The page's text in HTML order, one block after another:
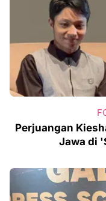
Perjuangan
Jawa di